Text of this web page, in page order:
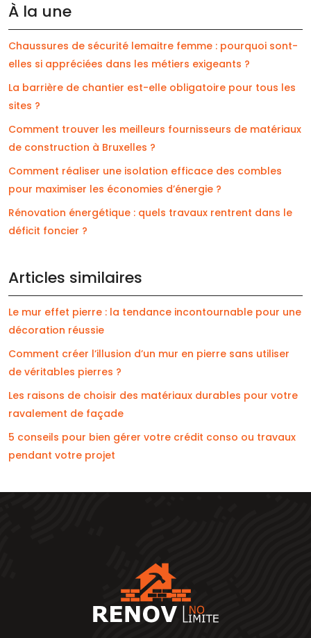
À la une
Chaussures de sécurité lemaitre femme : pourquoi sont-
elles si appréciées dans les métiers exigeants ?
La barrière de chantier est-elle obligatoire pour tous les
sites ?
Comment trouver les meilleurs fournisseurs de matériaux
de construction à Bruxelles ?
Comment réaliser une isolation efficace des combles
pour maximiser les économies d’énergie ?
Rénovation énergétique : quels travaux rentrent dans le
déficit foncier ?
Articles similaires
Le mur effet pierre : la tendance incontournable pour une
décoration réussie
Comment créer l’illusion d’un mur en pierre sans utiliser
de véritables pierres ?
Les raisons de choisir des matériaux durables pour votre
ravalement de façade
5 conseils pour bien gérer votre crédit conso ou travaux
pendant votre projet